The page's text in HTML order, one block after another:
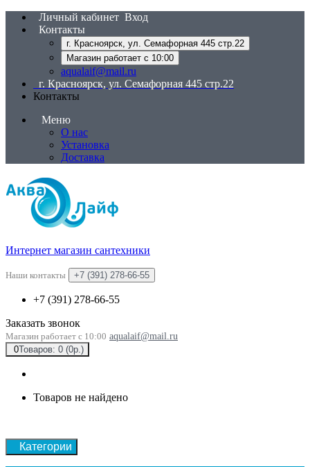
Личный кабинет Вход
Контакты
г. Красноярск, ул. Семафорная 445 стр.22
Магазин работает с 10:00
aqualaif@mail.ru
г. Красноярск, ул. Семафорная 445 стр.22
Контакты
Меню
О нас
Установка
Доставка
Интернет магазин сантехники
Наши контакты +7 (391) 278-66-55
+7 (391) 278-66-55
Заказать звонок
Магазин работает с 10:00 aqualaif@mail.ru
0Товаров: 0 (0р.)
Товаров не найдено
Категории